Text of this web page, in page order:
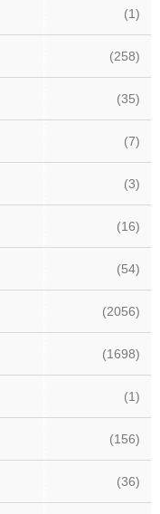
(1)
(258)
(35)
(7)
(3)
(16)
(54)
(2056)
(1698)
(1)
(156)
(36)